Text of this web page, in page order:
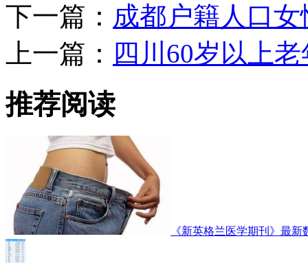
下一篇： 成都户籍人口
上一篇： 四川60岁以上
推荐阅读
《新英格兰医学期刊》最